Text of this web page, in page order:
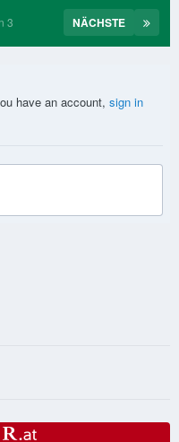
NÄCHSTE
3
have an account, sign in